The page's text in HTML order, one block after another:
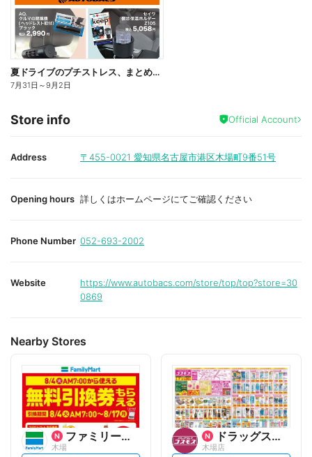
夏ドライブのプチストレス、まとめて解決!
7月31日 ～9月2日
Store info Official Account
Address 〒455-0021 愛知県名古屋市港区木場町9番51号
Opening hours 詳しくはホームページにてご確認ください
Phone Number 052-693-2002
Website
https://www.autobacs.com/store/top/top?store=30
0869
Nearby Stores
ファミリーマート
木場
ドラッグストアコスモス
木場店